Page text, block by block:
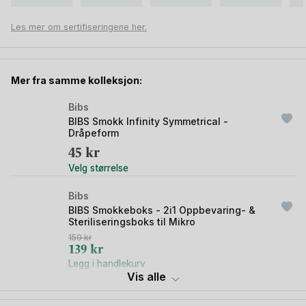
formene på smokk: Rund, Symmetrisk dråpe og Anatomisk.
Se også videoen under.
Les mer om sertifiseringene her.
Mer fra samme kolleksjon:
Bibs
BIBS Smokk Infinity Symmetrical -
Dråpeform
45 kr
Velg størrelse
Bibs
BIBS Smokkeboks - 2i1 Oppbevaring- &
Steriliseringsboks til Mikro
159kr
Opprinnelig
pris
var:
159 kr.
139 kr
Nåværende
pris
er:
139 kr.
Legg i handlekurv
Bibs
Vis alle